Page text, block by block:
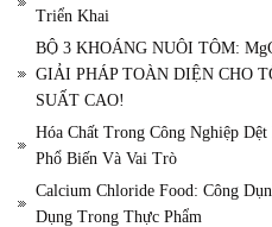
Triển Khai
BỘ 3 KHOÁNG NUÔI TÔM:
GIẢI PHÁP TOÀN DIỆN CHO
SUẤT CAO!
Hóa Chất Trong Công Nghiệp
Phổ Biến Và Vai Trò
Calcium Chloride Food: Công
Dụng Trong Thực Phẩm